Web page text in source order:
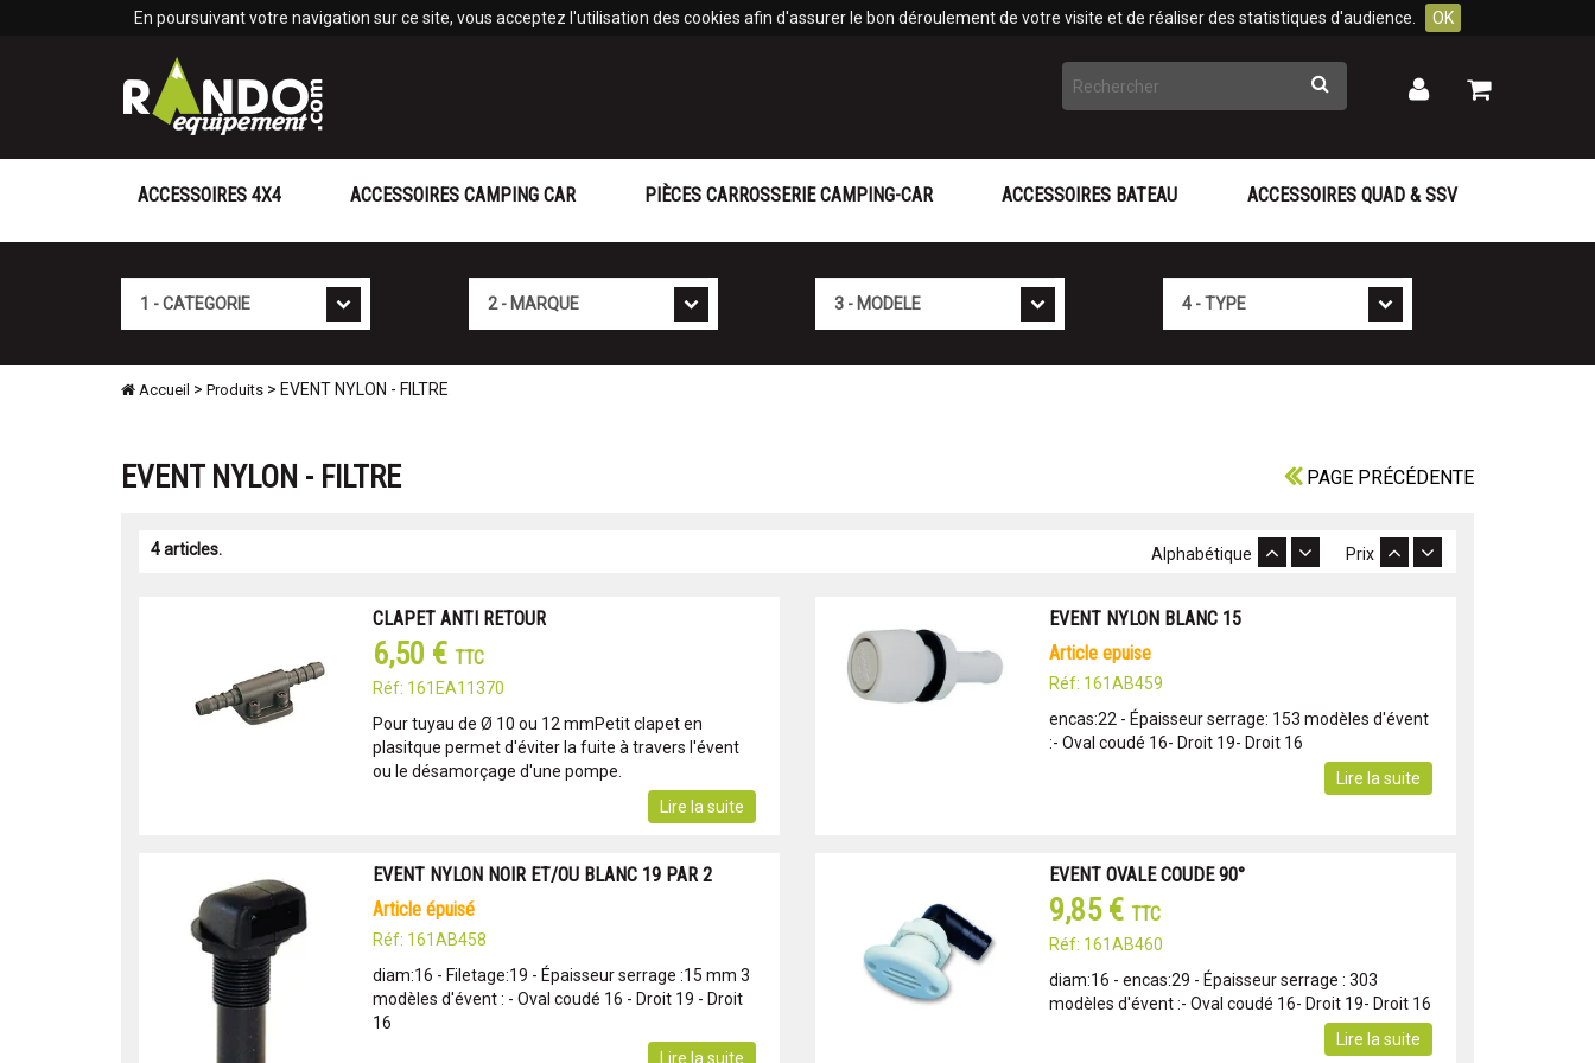
En poursuivant votre navigation sur ce site, vous acceptez l'utilisation des cookies afin d'assurer le bon déroulement de votre visite et de réaliser des statistiques d'audience. OK
Rechercher Mon
Mon
ACCESSOIRES 4X4 ACCESSOIRES CAMPING CAR PIÈCES CARROSSERIE CAMPING-CAR ACCESSOIRES BATEAU ACCESSOIRES QUAD & SSV
Accueil > Produits > EVENT NYLON - FILTRE
PAGE PRÉCÉDENTE
EVENT NYLON - FILTRE
4 articles. Prix
Alphabétique
CLAPET ANTI RETOUR
6,50 € TTC
Réf: 161EA11370
Pour tuyau de Ø 10 ou 12 mmPetit clapet en
plasitque permet d'éviter la fuite à travers l'évent
ou le désamorçage d'une pompe.
Lire la suite
EVENT NYLON BLANC 15
article epuise
Réf: 161AB459
encas:22 - Épaisseur serrage: 153 modèles d'évent
:- Oval coudé 16- Droit 19- Droit 16
Lire la suite
EVENT NYLON NOIR ET/OU BLANC 19 PAR 2
article épuisé
Réf: 161AB458
diam:16 - Filetage:19 - Épaisseur serrage :15 mm 3
modèles d'évent : - Oval coudé 16 - Droit 19 - Droit
16
Lire la suite
EVENT OVALE COUDE 90°
9,85 € TTC
Réf: 161AB460
diam:16 - encas:29 - Épaisseur serrage : 303
modèles d'évent :- Oval coudé 16- Droit 19- Droit 16
Lire la suite
Panneau de gestion des cookies